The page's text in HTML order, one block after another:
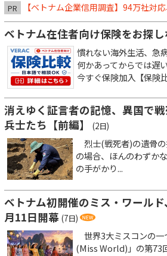
PR 【ベトナム企業信用調査】94万社対
ベトナム在住者向け保険をお探し
慣れない海外生活、急
何かあってからでは遅
今すぐ保険加入【保険
消えゆく証言者の記憶、異国で
兵士たち【前編】
(2日)
烈士(戦死者)の遺骨
の場合、ほんのわずか
の手がかり...
ベトナム初開催のミス・ワール
月11日開幕 (7日)
世界3大ミスコンの一
(Miss World)」の第73